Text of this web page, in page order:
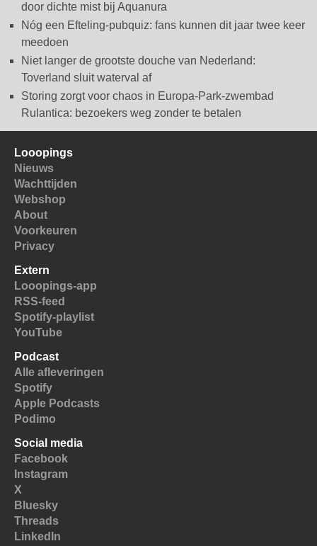
door dichte mist bij Aquanura
Nóg een Efteling-pubquiz: fans kunnen dit jaar twee keer
meedoen
Niet langer de grootste douche van Nederland:
Toverland sluit waterval af
Storing zorgt voor chaos in Europa-Park-zwembad
Rulantica: bezoekers weg zonder te betalen
Looopings
Nieuws
Wachttijden
Webshop
About
Voorkeuren
Privacy
Extern
Looopings-app
RSS-feed
Spotify-playlist
YouTube
Podcast
Alle afleveringen
Spotify
Apple Podcasts
Podimo
Social media
Facebook
Instagram
X
Bluesky
Threads
LinkedIn